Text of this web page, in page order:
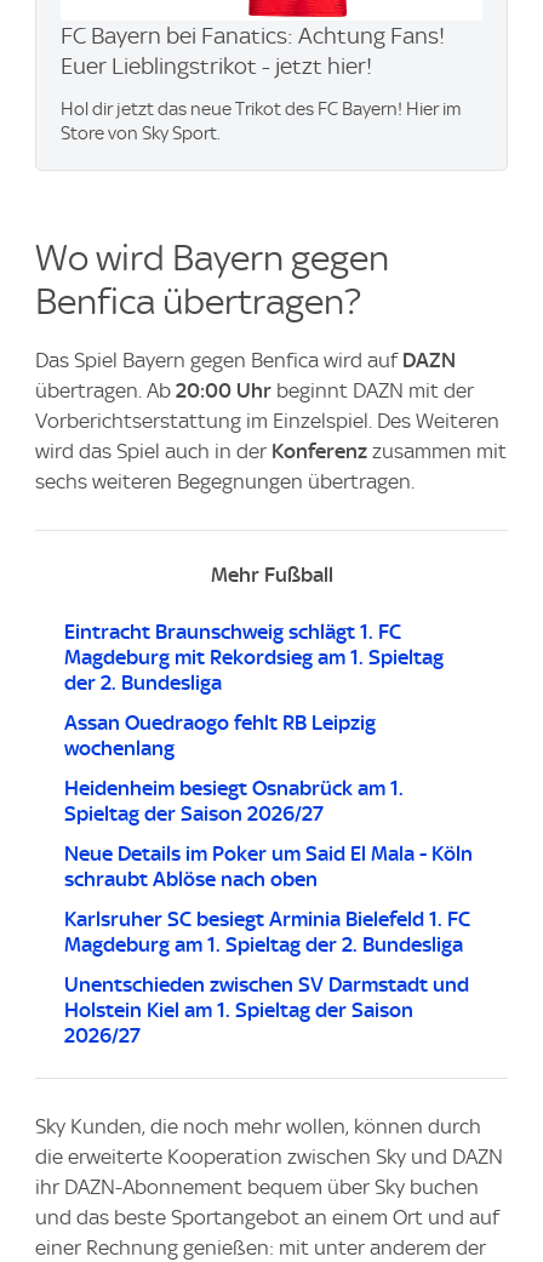
FC Bayern bei Fanatics: Achtung Fans!
Euer Lieblingstrikot - jetzt hier!
Hol dir jetzt das neue Trikot des FC Bayern! Hier im
Store von Sky Sport.
Wo wird Bayern gegen
Benfica übertragen?
Das Spiel Bayern gegen Benfica wird auf DAZN
übertragen. Ab 20:00 Uhr beginnt DAZN mit der
Vorberichtserstattung im Einzelspiel. Des Weiteren
wird das Spiel auch in der Konferenz zusammen mit
sechs weiteren Begegnungen übertragen.
Mehr Fußball
Eintracht Braunschweig schlägt 1. FC
Magdeburg mit Rekordsieg am 1. Spieltag
der 2. Bundesliga
Assan Ouedraogo fehlt RB Leipzig
wochenlang
Heidenheim besiegt Osnabrück am 1.
Spieltag der Saison 2026/27
Neue Details im Poker um Said El Mala - Köln
schraubt Ablöse nach oben
Karlsruher SC besiegt Arminia Bielefeld 1. FC
Magdeburg am 1. Spieltag der 2. Bundesliga
Unentschieden zwischen SV Darmstadt und
Holstein Kiel am 1. Spieltag der Saison
2026/27
Sky Kunden, die noch mehr wollen, können durch
die erweiterte Kooperation zwischen Sky und DAZN
ihr DAZN-Abonnement bequem über Sky buchen
und das beste Sportangebot an einem Ort und auf
einer Rechnung genießen: mit unter anderem der